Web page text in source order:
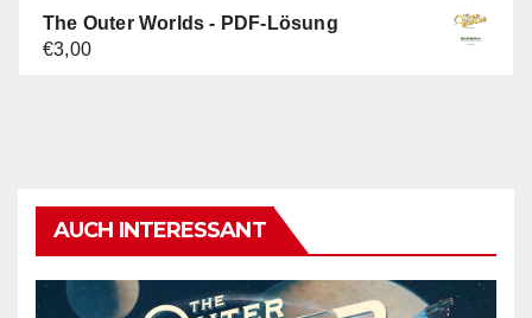
ist:
The Outer Worlds - PDF-Lösung
€3,00
AUCH INTERESSANT